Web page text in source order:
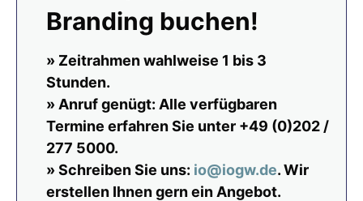
Branding buchen!
» Zeitrahmen wahlweise 1 bis 3
Stunden.
» Anruf genügt: Alle verfügbaren
Termine erfahren Sie unter +49 (0)202 /
277 5000.
» Schreiben Sie uns: io@iogw.de. Wir
erstellen Ihnen gern ein Angebot.